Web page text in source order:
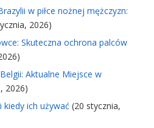
w piłce nożnej mężczyzn:
2026)
Skuteczna ochrona palców
Aktualne Miejsce w
2026)
kiedy ich używać (20 stycznia,